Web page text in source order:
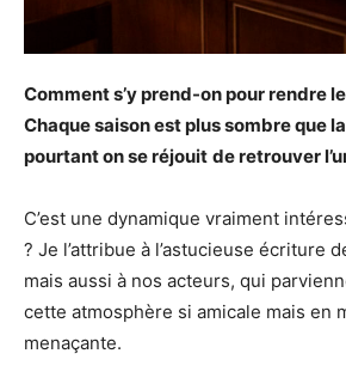
Comment s’y prend-on pour rendre
Chaque saison est plus sombre que
pourtant on se réjouit de retrouver
C’est une dynamique vraiment
? Je l’attribue à l’astucieuse écriture
mais aussi à nos acteurs, qui
cette atmosphère si amicale mais en
menaçante.